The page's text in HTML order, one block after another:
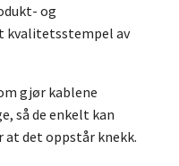
og
kvalitetsstempel av
gjør kablene
så de enkelt kan
at det oppstår knekk.